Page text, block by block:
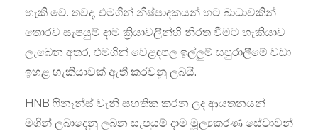
හැකි වේ. තවද, එමගින් නිෂ්පාදකයන් හට බාධාවකින්
තොරව සැපයුම් දාම ක්‍රියාවලීන්හි නිරත වීමට හැකියාව
ලැබෙන අතර, එමගින් වෙළඳපල ඉල්ලුම් සපුරාලීමේ වඩා
ඉහළ හැකියාවක් ඇති කරවනු ලබයි.
HNB ෆිනෑන්ස් වැනි සහතික කරන ලද ආයතනයන්
මගින් ලබාදෙනු ලබන සැපයුම් දාම මූල්‍යකරණ සේවාවන්